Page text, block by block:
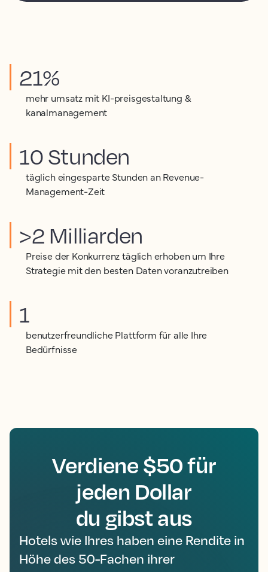
21%
mehr umsatz mit KI-preisgestaltung &
kanalmanagement
10 Stunden
täglich eingesparte Stunden an Revenue-
Management-Zeit
>2 Milliarden
Preise der Konkurrenz täglich erhoben um Ihre
Strategie mit den besten Daten voranzutreiben
1
benutzerfreundliche Plattform für alle Ihre
Bedürfnisse
Verdiene $50 für
jeden Dollar
du gibst aus
Hotels wie Ihres haben eine Rendite in
Höhe des 50-Fachen ihrer